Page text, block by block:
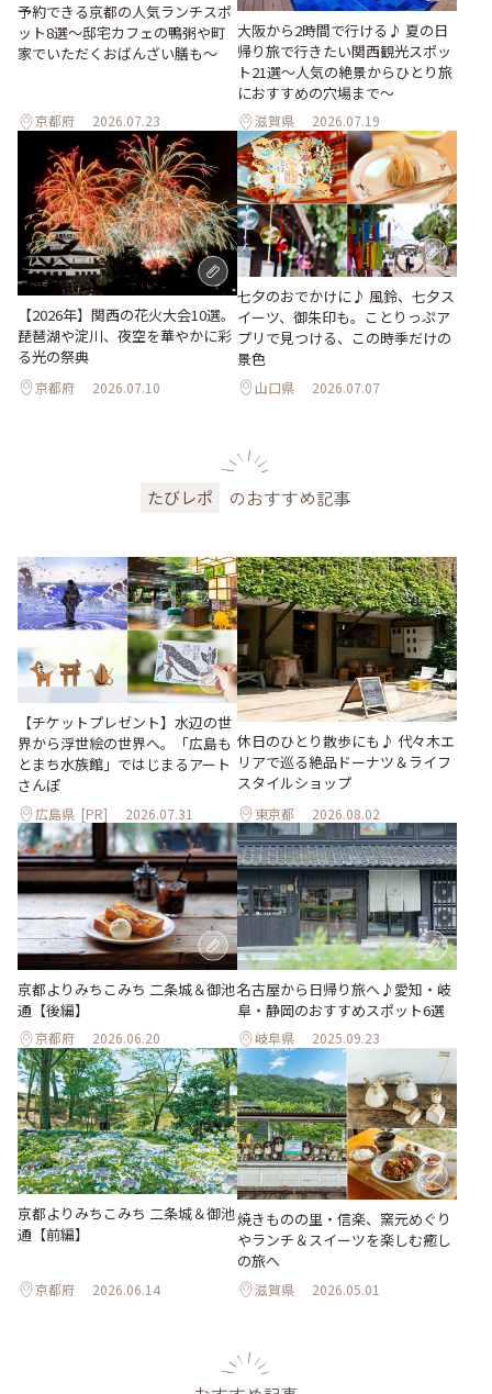
予約できる京都の人気ランチスポ
ット8選～邸宅カフェの鴨粥や町
家でいただくおばんざい膳も～
京都府 2026.07.23
大阪から2時間で行ける♪ 夏の日
帰り旅で行きたい関西観光スポッ
ト21選～人気の絶景からひとり旅
におすすめの穴場まで～
滋賀県 2026.07.19
【2026年】関西の花火大会10選。
琵琶湖や淀川、夜空を華やかに彩
る光の祭典
京都府 2026.07.10
七夕のおでかけに♪ 風鈴、七夕ス
イーツ、御朱印も。ことりっぷア
プリで見つける、この時季だけの
景色
山口県 2026.07.07
たびレポ のおすすめ記事
【チケットプレゼント】水辺の世
界から浮世絵の世界へ。「広島も
とまち水族館」ではじまるアート
さんぽ
広島県 [PR] 2026.07.31
休日のひとり散歩にも♪ 代々木エ
リアで巡る絶品ドーナツ＆ライフ
スタイルショップ
東京都 2026.08.02
京都よりみちこみち 二条城＆御池
通【後編】
京都府 2026.06.20
名古屋から日帰り旅へ♪愛知・岐
阜・静岡のおすすめスポット6選
岐阜県 2025.09.23
京都よりみちこみち 二条城＆御池
通【前編】
京都府 2026.06.14
焼きものの里・信楽、窯元めぐり
やランチ＆スイーツを楽しむ癒し
の旅へ
滋賀県 2026.05.01